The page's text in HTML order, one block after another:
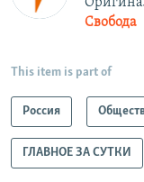
Свобода
This item is part of
Россия
ГЛАВНОЕ ЗА СУТКИ